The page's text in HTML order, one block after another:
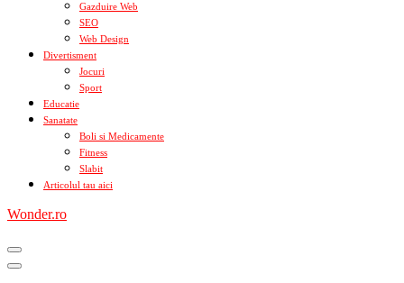
Gazduire Web
SEO
Web Design
Divertisment
Jocuri
Sport
Educatie
Sanatate
Boli si Medicamente
Fitness
Slabit
Articolul tau aici
Wonder.ro